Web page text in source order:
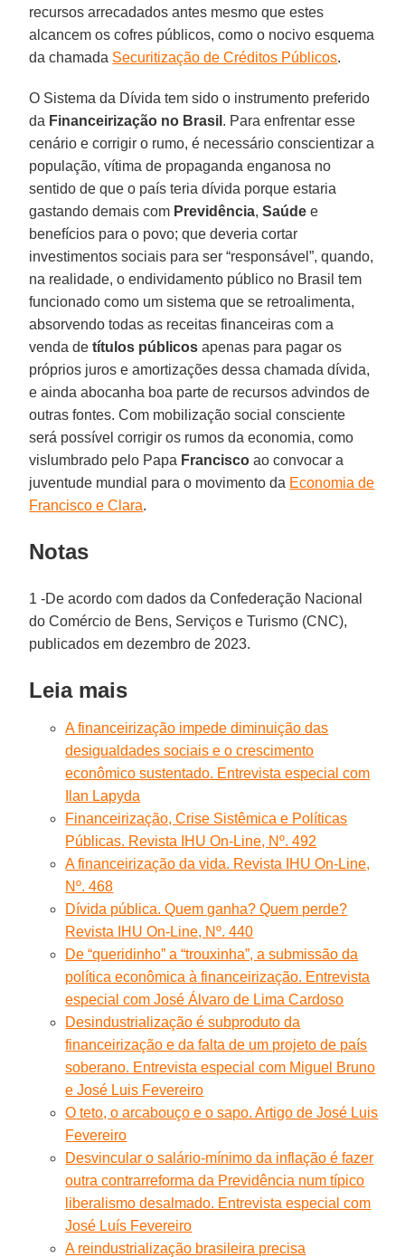
recursos arrecadados antes mesmo que estes
alcancem os cofres públicos, como o nocivo esquema
da chamada Securitização de Créditos Públicos.
O Sistema da Dívida tem sido o instrumento preferido
da Financeirização no Brasil . Para enfrentar esse
cenário e corrigir o rumo, é necessário conscientizar a
população, vítima de propaganda enganosa no
sentido de que o país teria dívida porque estaria
gastando demais com Previdência,Saúde e
benefícios para o povo; que deveria cortar
investimentos sociais para ser “responsável”, quando,
na realidade, o endividamento público no Brasil tem
funcionado como um sistema que se retroalimenta,
absorvendo todas as receitas financeiras com a
venda detítulos públicos apenas para pagar os
próprios juros e amortizações dessa chamada dívida,
e ainda abocanha boa parte de recursos advindos de
outras fontes. Com mobilização social consciente
será possível corrigir os rumos da economia, como
vislumbrado pelo Papa Francisco ao convocar a
juventude mundial para o movimento da Economia de
Francisco e Clara.
Notas
1 -De acordo com dados da Confederação Nacional
do Comércio de Bens, Serviços e Turismo (CNC),
publicados em dezembro de 2023.
Leia mais
A financeirização impede diminuição das
desigualdades sociais e o crescimento
econômico sustentado. Entrevista especial com
Ilan Lapyda
Financeirização, Crise Sistêmica e Políticas
Públicas. Revista IHU On-Line, Nº. 492
A financeirização da vida. Revista IHU On-Line,
Nº. 468
Dívida pública. Quem ganha? Quem perde?
Revista IHU On-Line, Nº. 440
De “queridinho” a “trouxinha”, a submissão da
política econômica à financeirização. Entrevista
especial com José Álvaro de Lima Cardoso
Desindustrialização é subproduto da
financeirização e da falta de um projeto de país
soberano. Entrevista especial com Miguel Bruno
e José Luis Fevereiro
O teto, o arcabouço e o sapo. Artigo de José Luis
Fevereiro
Desvincular o salário-mínimo da inflação é fazer
outra contrarreforma da Previdência num típico
liberalismo desalmado. Entrevista especial com
José Luís Fevereiro
A reindustrialização brasileira precisa